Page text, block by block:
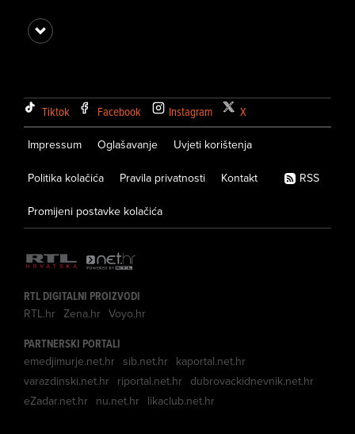
Tiktok Facebook Instagram X
Impressum Oglašavanje Uvjeti korištenja
Politika kolačića Pravila privatnosti Kontakt
Promijeni postavke kolačića
RSS
RTL DIGITALNI PROIZVODI
RTL.hr Zena.hr Voyo.hr
PARTNERSKI PORTALI
emedjimurje.net.hr sib.net.hr kaportal.net.hr
varazdinski.net.hr riportal.net.hr dubrovackidnevnik.net.hr
eZadar.net.hr nu.net.hr likaclub.net.hr